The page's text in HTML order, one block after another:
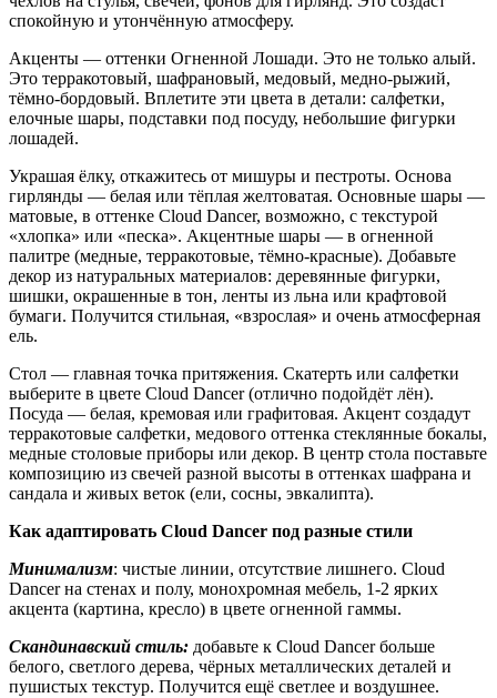
спокойную и утончённую атмосферу.
Акценты — оттенки Огненной Лошади. Это не только алый.
Это терракотовый, шафрановый, медовый, медно-рыжий,
тёмно-бордовый. Вплетите эти цвета в детали: салфетки,
елочные шары, подставки под посуду, небольшие фигурки
лошадей.
Украшая ёлку, откажитесь от мишуры и пестроты. Основа
гирлянды — белая или тёплая желтоватая. Основные шары —
матовые, в оттенке Cloud Dancer, возможно, с текстурой
«хлопка» или «песка». Акцентные шары — в огненной
палитре (медные, терракотовые, тёмно-красные). Добавьте
декор из натуральных материалов: деревянные фигурки,
шишки, окрашенные в тон, ленты из льна или крафтовой
бумаги. Получится стильная, «взрослая» и очень атмосферная
ель.
Стол — главная точка притяжения. Скатерть или салфетки
выберите в цвете Cloud Dancer (отлично подойдёт лён).
Посуда — белая, кремовая или графитовая. Акцент создадут
терракотовые салфетки, медового оттенка стеклянные бокалы,
медные столовые приборы или декор. В центр стола поставьте
композицию из свечей разной высоты в оттенках шафрана и
сандала и живых веток (ели, сосны, эвкалипта).
Как адаптировать Cloud Dancer под разные стили
Минимализм: чистые линии, отсутствие лишнего. Cloud
Dancer на стенах и полу, монохромная мебель, 1-2 ярких
акцента (картина, кресло) в цвете огненной гаммы.
Скандинавский стиль: добавьте к Cloud Dancer больше
белого, светлого дерева, чёрных металлических деталей и
пушистых текстур. Получится ещё светлее и воздушнее.